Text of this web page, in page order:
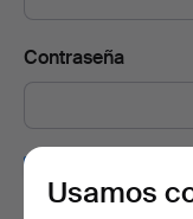
Contraseña
En ella encontrarás
Usamos